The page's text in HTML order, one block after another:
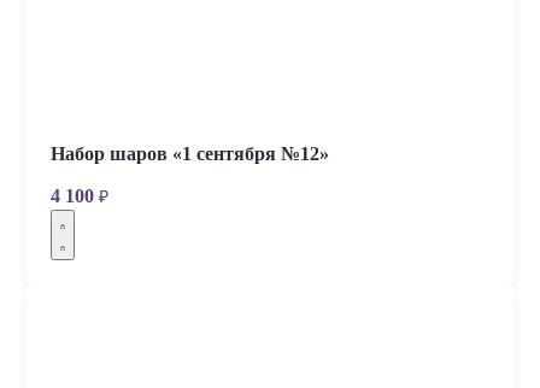
Набор шаров «1 сентября №12»
4 100 ₽